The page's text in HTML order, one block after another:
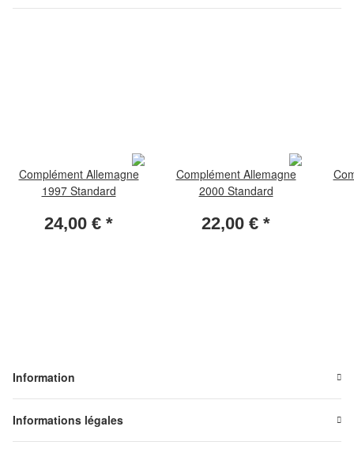
Complément Allemagne
1997 Standard
24,00 € *
Complément Allemagne
2000 Standard
22,00 € *
Information
Informations légales